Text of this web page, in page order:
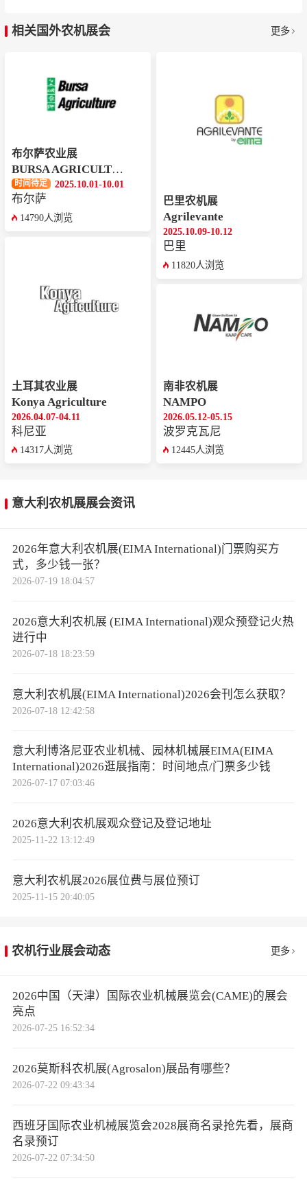
相关国外农机展会 更多
布尔萨农业展
BURSA AGRICULTURE
时间待定 2025.10.01-10.01
布尔萨
14790人浏览
土耳其农业展
Konya Agriculture
2026.04.07-04.11
科尼亚
14317人浏览
巴里农机展
Agrilevante
2025.10.09-10.12
巴里
11820人浏览
南非农机展
NAMPO
2026.05.12-05.15
波罗克瓦尼
12445人浏览
意大利农机展展会资讯
2026年意大利农机展(EIMA International)门票购买方
式，多少钱一张？
2026-07-19 18:04:57
2026意大利农机展 (EIMA International)观众预登记火热
进行中
2026-07-18 18:23:59
意大利农机展(EIMA International)2026会刊怎么获取？
2026-07-18 12:42:58
意大利博洛尼亚农业机械、园林机械展EIMA(EIMA
International)2026逛展指南：时间地点/门票多少钱
2026-07-17 07:03:46
2026意大利农机展观众登记及登记地址
2025-11-22 13:12:49
意大利农机展2026展位费与展位预订
2025-11-15 20:40:05
农机行业展会动态 更多
2026中国（天津）国际农业机械展览会(CAME)的展会
亮点
2026-07-25 16:52:34
2026莫斯科农机展(Agrosalon)展品有哪些？
2026-07-22 09:43:34
西班牙国际农业机械展览会2028展商名录抢先看，展商
名录预订
2026-07-22 07:34:50